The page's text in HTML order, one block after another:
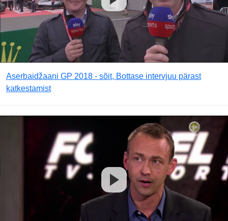
Aserbaidžaani GP 2018 - sõit, Bottase intervjuu pärast
katkestamist